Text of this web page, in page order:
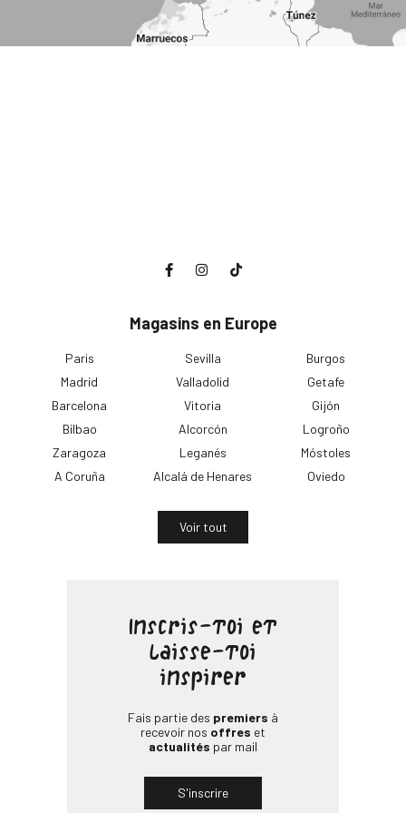
Magasins en Europe
Paris
Madrid
Barcelona
Bilbao
Zaragoza
A Coruña
Sevilla
Valladolid
Vitoria
Alcorcón
Leganés
Alcalá de Henares
Burgos
Getafe
Gijón
Logroño
Móstoles
Oviedo
Voir tout
Inscris-toi et
laisse-toi
inspirer
Fais partie des premiers à
recevoir nos offres et
actualités par mail
S'inscrire